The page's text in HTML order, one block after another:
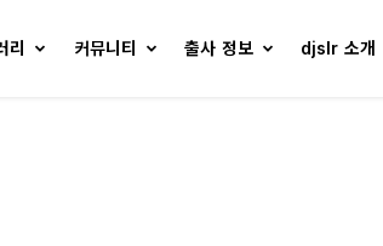
리 커뮤니티 출사 정보 djslr 소개